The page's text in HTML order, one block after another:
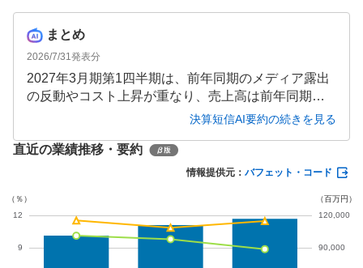
まとめ
2026/7/31発表分
2027年3月期第1四半期は、前年同期のメディア露出
の反動やコスト上昇が重なり、売上高は前年同期比4.
9%減の282億円、営業利益は52.8%減の14億円と大
海外展開など将来への先行投資は継続されており、
通期業績予想に変更はありません。
決算短信AI要約の続きを見る
直近の業績推移・要約
情報提供元： バフェット・コード